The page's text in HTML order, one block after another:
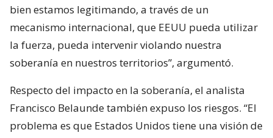
bien estamos legitimando, a través de un
mecanismo internacional, que EEUU pueda utilizar
la fuerza, pueda intervenir violando nuestra
soberanía en nuestros territorios”, argumentó.
Respecto del impacto en la soberanía, el analista
Francisco Belaunde también expuso los riesgos. “El
problema es que Estados Unidos tiene una visión de